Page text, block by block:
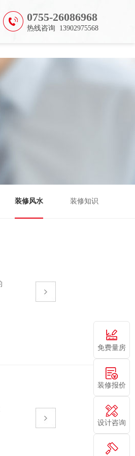
0755-26086968
热线咨询 13902975568
装修风水 装修知识
免费量房
装修报价
设计咨询